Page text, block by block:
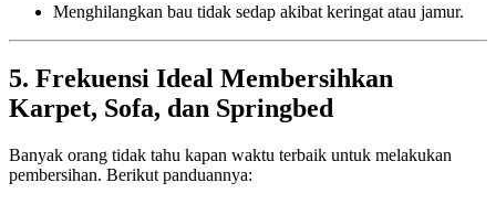
Menghilangkan bau tidak sedap akibat keringat atau jamur.
5. Frekuensi Ideal Membersihkan
Karpet, Sofa, dan Springbed
Banyak orang tidak tahu kapan waktu terbaik untuk melakukan
pembersihan. Berikut panduannya: